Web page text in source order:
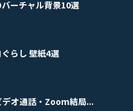
ーチャル背景10選
らし 壁紙4選
オ通話・Zoom結局...